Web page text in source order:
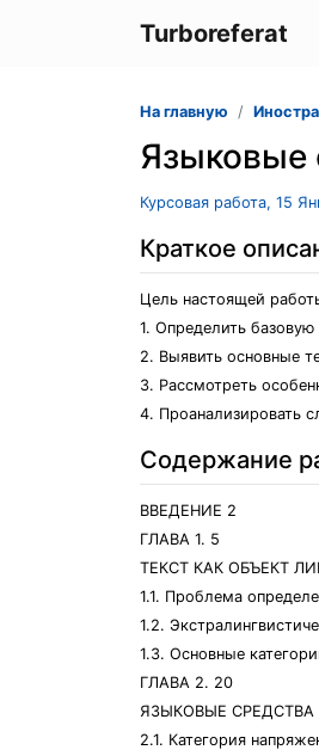
Turboreferat
На главную
Языковые
Курсовая работа, 15
Краткое
Цель настоящей
1. Определить
2. Выявить основные
3. Рассмотреть
4. Проанализировать
Содержание
ВВЕДЕНИЕ 2
ГЛАВА 1. 5
ТЕКСТ КАК ОБЪЕКТ
1.1. Проблема
1.2.
1.3. Основные
ГЛАВА 2. 20
ЯЗЫКОВЫЕ
2.1. Категория